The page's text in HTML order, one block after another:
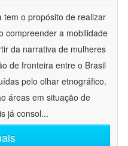
tem o propósito de realizar
compreender a mobilidade
da narrativa de mulheres
de fronteira entre o Brasil
pelo olhar etnográfico.
áreas em situação de
já consol...